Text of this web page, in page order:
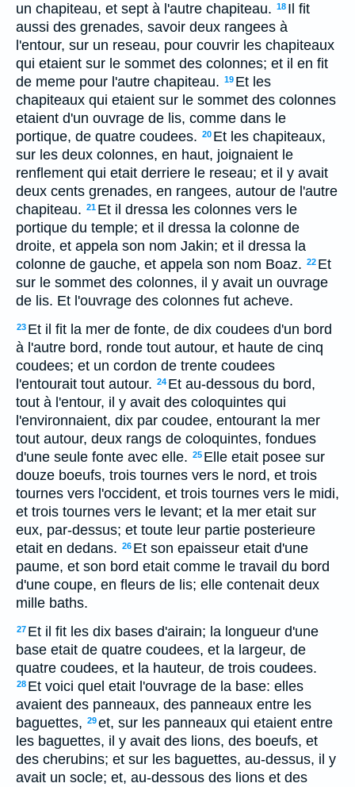
un chapiteau, et sept à l'autre chapiteau. 18 Il fit
aussi des grenades, savoir deux rangees à
l'entour, sur un reseau, pour couvrir les chapiteaux
qui etaient sur le sommet des colonnes; et il en fit
de meme pour l'autre chapiteau. 19 Et les
chapiteaux qui etaient sur le sommet des colonnes
etaient d'un ouvrage de lis, comme dans le
portique, de quatre coudees. 20 Et les chapiteaux,
sur les deux colonnes, en haut, joignaient le
renflement qui etait derriere le reseau; et il y avait
deux cents grenades, en rangees, autour de l'autre
chapiteau. 21 Et il dressa les colonnes vers le
portique du temple; et il dressa la colonne de
droite, et appela son nom Jakin; et il dressa la
colonne de gauche, et appela son nom Boaz. 22 Et
sur le sommet des colonnes, il y avait un ouvrage
de lis. Et l'ouvrage des colonnes fut acheve.
23 Et il fit la mer de fonte, de dix coudees d'un bord
à l'autre bord, ronde tout autour, et haute de cinq
coudees; et un cordon de trente coudees
l'entourait tout autour. 24 Et au-dessous du bord,
tout à l'entour, il y avait des coloquintes qui
l'environnaient, dix par coudee, entourant la mer
tout autour, deux rangs de coloquintes, fondues
d'une seule fonte avec elle. 25 Elle etait posee sur
douze boeufs, trois tournes vers le nord, et trois
tournes vers l'occident, et trois tournes vers le midi,
et trois tournes vers le levant; et la mer etait sur
eux, par-dessus; et toute leur partie posterieure
etait en dedans. 26 Et son epaisseur etait d'une
paume, et son bord etait comme le travail du bord
d'une coupe, en fleurs de lis; elle contenait deux
mille baths.
27 Et il fit les dix bases d'airain; la longueur d'une
base etait de quatre coudees, et la largeur, de
quatre coudees, et la hauteur, de trois coudees.
28 Et voici quel etait l'ouvrage de la base: elles
avaient des panneaux, des panneaux entre les
baguettes, 29et, sur les panneaux qui etaient entre
les baguettes, il y avait des lions, des boeufs, et
des cherubins; et sur les baguettes, au-dessus, il y
avait un socle; et, au-dessous des lions et des